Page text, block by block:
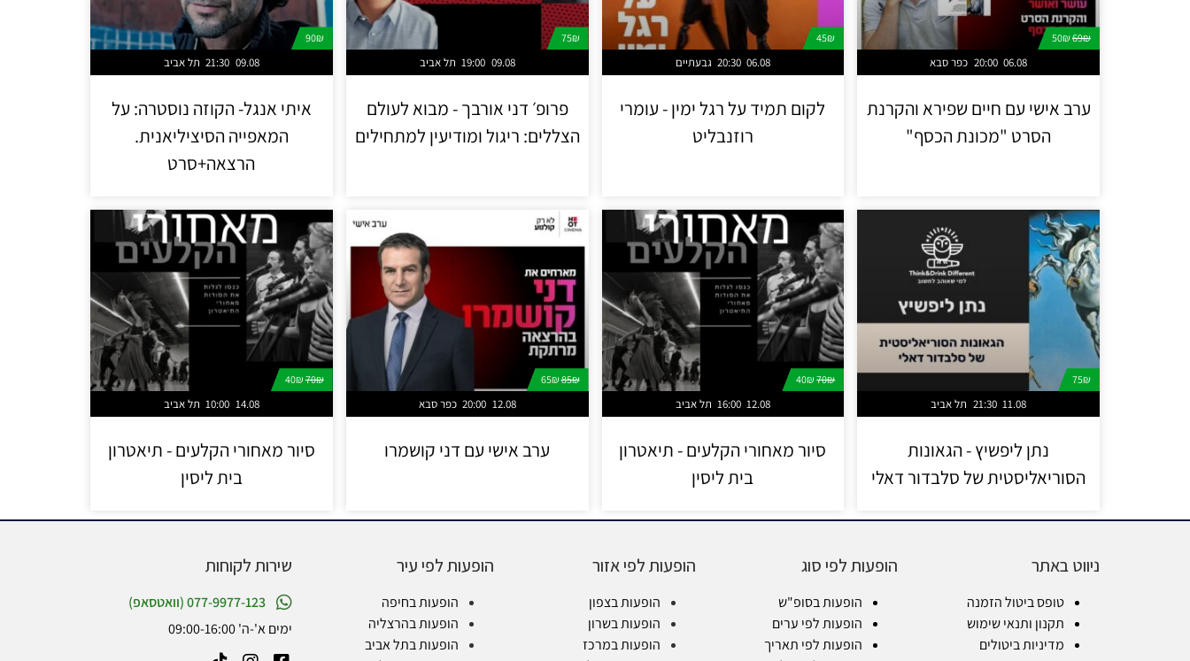
69₪
כפר סבא 20:00 06.08
ערב אישי עם חיים שפירא והקרנת
הסרט "מכונת הכסף"
45₪
גבעתיים 20:30 06.08
לקום תמיד על רגל ימין - עומרי
רוזנבליט
75₪
תל אביב 19:00 09.08
פרופ׳ דני אורבך - מבוא לעולם
הצללים: ריגול ומודיעין למתחילים
90₪
תל אביב 21:30 09.08
איתי אנגל- הקוזה נוסטרה: על
המאפייה הסיציליאנית.
הרצאה+סרט
75₪
תל אביב 21:30 11.08
נתן ליפשיץ - הגאונות
הסוריאליסטית של סלבדור דאלי
70₪
40₪
תל אביב 16:00 12.08
סיור מאחורי הקלעים - תיאטרון
בית ליסין
85₪
65₪
כפר סבא 20:00 12.08
ערב אישי עם דני קושמרו
70₪
40₪
תל אביב 10:00 14.08
סיור מאחורי הקלעים - תיאטרון
בית ליסין
ניווט באתר
טופס ביטול הזמנה
תקנון ותנאי שימוש
מדיניות ביטולים
הופעות לפי סוג
הופעות בסופ"ש
הופעות לפי ערים
הופעות לפי תאריך
הופעות לפי אזור
הופעות בצפון
הופעות בשרון
הופעות במרכז
הופעות לפי עיר
הופעות בחיפה
הופעות בהרצליה
הופעות בתל אביב
שירות לקוחות
077-9977-123 (וואטסאפ)
ימים א'-ה' 09:00-16:00